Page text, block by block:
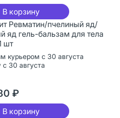
В корзину
Ревматин/пчелиный яд/
яд гель-бальзам для тела
шт
курьером с 30 августа
с 30 августа
₽
В корзину